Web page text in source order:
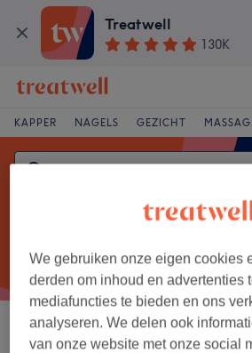
Treatwell
130K
KAPPER NAGELS GEZICHT
Sorteer op Elke prijs Salons
We gebruiken onze eigen cookies
derden om inhoud en advertenties
mediafuncties te bieden en ons
analyseren. We delen ook
van onze website met onze social